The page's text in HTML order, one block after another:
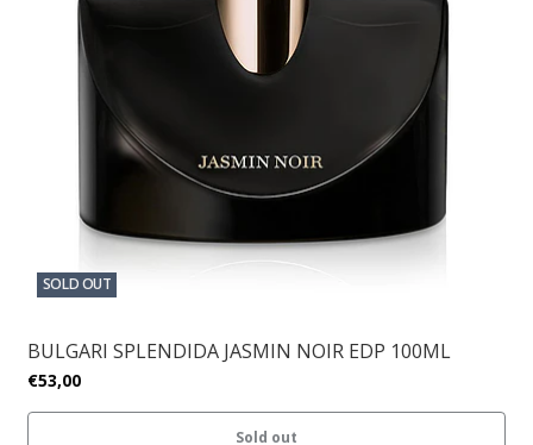
SOLD OUT
BULGARI SPLENDIDA JASMIN NOIR EDP 100ML
€53,00
Sold out